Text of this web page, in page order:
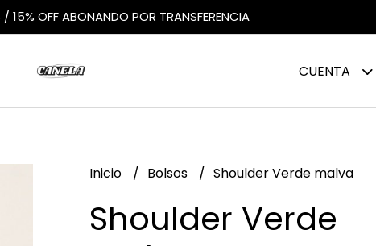
15% OFF ABONANDO POR TRANSFERENCIA
CUENTA
Inicio Bolsos Shoulder Verde malva
Shoulder Verde